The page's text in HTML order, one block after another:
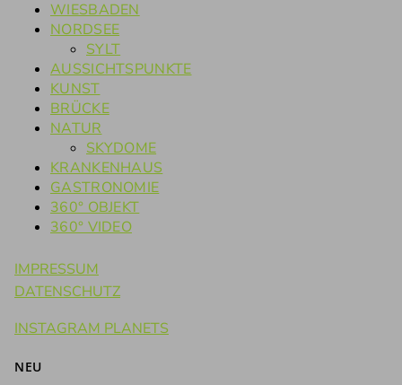
WIESBADEN
NORDSEE
SYLT
AUSSICHTSPUNKTE
KUNST
BRÜCKE
NATUR
SKYDOME
KRANKENHAUS
GASTRONOMIE
360° OBJEKT
360° VIDEO
IMPRESSUM
DATENSCHUTZ
INSTAGRAM PLANETS
NEU